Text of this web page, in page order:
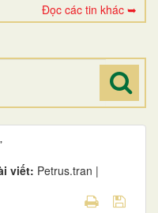
Đọc các tin khác ➥
viết: Petrus.tran |